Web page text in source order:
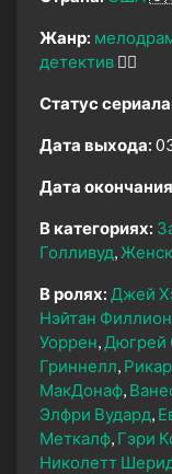
Жанр:
детектив 🕵️‍♂️
Статус
Дата выхода:
Дата
В категориях:
Голливуд
В ролях: Джей
Нэйтан Филлион
Уоррен Дюгрей
Гриннелл
МакДонаф
Элфри Вудард
Меткалф Гэри
Николетт